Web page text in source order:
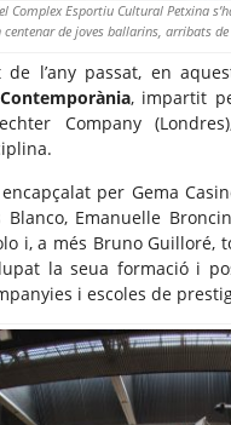
Complex Esportiu Cultural Petxina
centenar de joves ballarins, arribats
de l’any passat, en
, impartit
Company
per Gema
Blanco, Emanuelle
i, a més Bruno
la seua formació i
i escoles de